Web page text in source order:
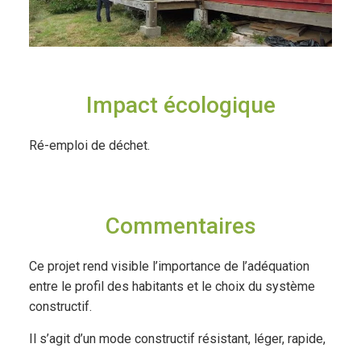
Impact écologique
Ré-emploi de déchet.
Commentaires
Ce projet rend visible l’importance de l’adéquation
entre le profil des habitants et le choix du système
constructif.
Il s’agit d’un mode constructif résistant, léger, rapide,